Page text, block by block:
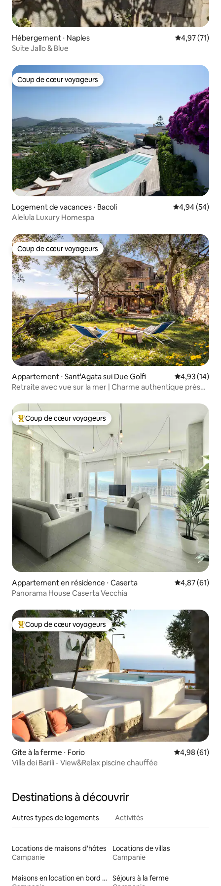
Hébergement ⋅ Naples Évaluation
4,97 (71)
Suite Jallo & Blue
Coup de cœur voyageurs
Coup de cœur voyageurs
Logement de vacances ⋅ Bacoli Évaluation
4,94 (54)
Alelula Luxury Homespa
Coup de cœur voyageurs
Coup de cœur voyageurs
Appartement ⋅ Sant'Agata sui Due Golfi Évaluation
4,93 (14)
Retraite avec vue sur la mer | Charme authentique près
Coups de cœur voyageurs les plus appréciés
Coup de cœur voyageurs
Appartement en résidence ⋅ Caserta Évaluation
4,87 (61)
Panorama House Caserta Vecchia
Coups de cœur voyageurs les plus appréciés
Coup de cœur voyageurs
Gîte à la ferme ⋅ Forio Évaluation
4,98 (61)
Villa dei Barili - View&Relax piscine chauffée
Destinations à découvrir
Autres types de logements Activités
Locations de maisons d'hôtes
Campanie
Locations de villas
Campanie
Maisons en location en bord de mer
Séjours à la ferme